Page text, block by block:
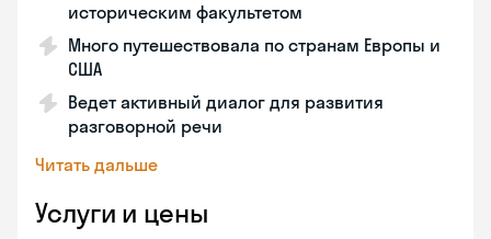
историческим факультетом
Много путешествовала по странам Европы и
США
Ведет активный диалог для развития
разговорной речи
Читать дальше
Услуги и цены